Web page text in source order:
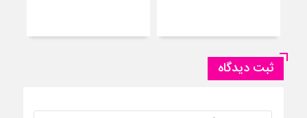
ثبت دیدگاه